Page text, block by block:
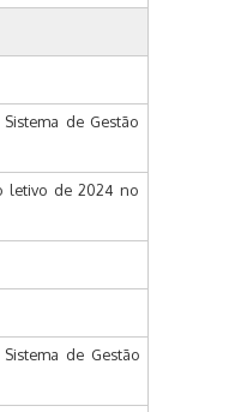
de Gestão
letivo de 2024 no
de Gestão